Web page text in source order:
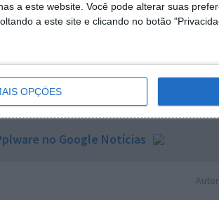
a este website. Você pode alterar suas
a este site e clicando no botão
OPÇÕES
Elon Musk
no Google Notícias
Autor: